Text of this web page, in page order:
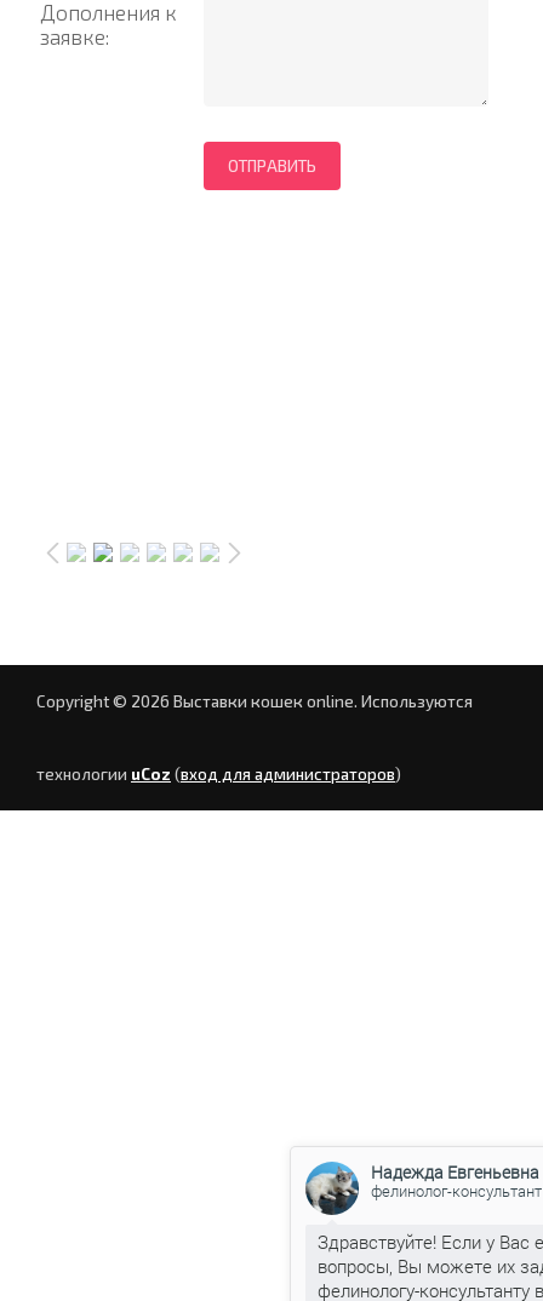
Дополнения к
заявке:
Copyright © 2026 Выставки кошек online. Используются
технологии uCoz (вход для администраторов)
Надежда Евгеньевна
фелинолог-консультант
Здравствуйте! Если у Вас
вопросы, Вы можете их
фелинологу-консультанту в